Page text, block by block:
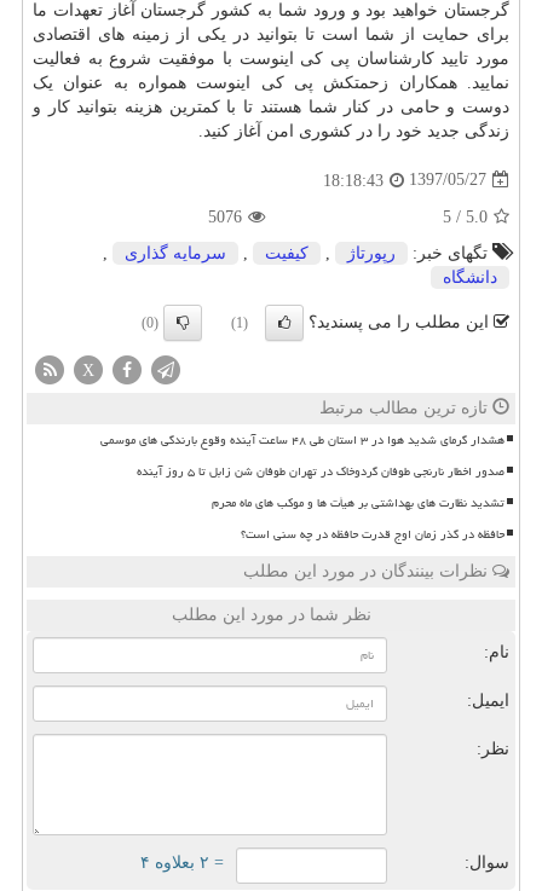
گرجستان خواهید بود و ورود شما به کشور گرجستان آغاز تعهدات ما
برای حمایت از شما است تا بتوانید در یکی از زمینه های اقتصادی
مورد تایید کارشناسان پی کی اینوست با موفقیت شروع به فعالیت
نمایید. همکاران زحمتکش پی کی اینوست همواره به عنوان یک
دوست و حامی در کنار شما هستند تا با کمترین هزینه بتوانید کار و
زندگی جدید خود را در کشوری امن آغاز کنید.
1397/05/27
18:18:43
5.0
/
5
5076
تگهای خبر:
رپورتاژ كیفیت سرمایه گذاری
دانشگاه
این مطلب را می پسندید؟ (1)
(0)
X
تازه ترین مطالب مرتبط
هشدار گرمای شدید هوا در ۳ استان طی ۴۸ ساعت آینده وقوع بارندگی های موسمی
صدور اخطار نارنجی طوفان گردوخاک در تهران طوفان شن زابل تا ۵ روز آینده
تشدید نظارت های بهداشتی بر هیأت ها و موکب های ماه محرم
حافظه در گذر زمان اوج قدرت حافظه در چه سنی است؟
نظرات بینندگان در مورد این مطلب
نظر شما در مورد این مطلب
نام:
ایمیل:
نظر:
سوال: = ۲ بعلاوه ۴